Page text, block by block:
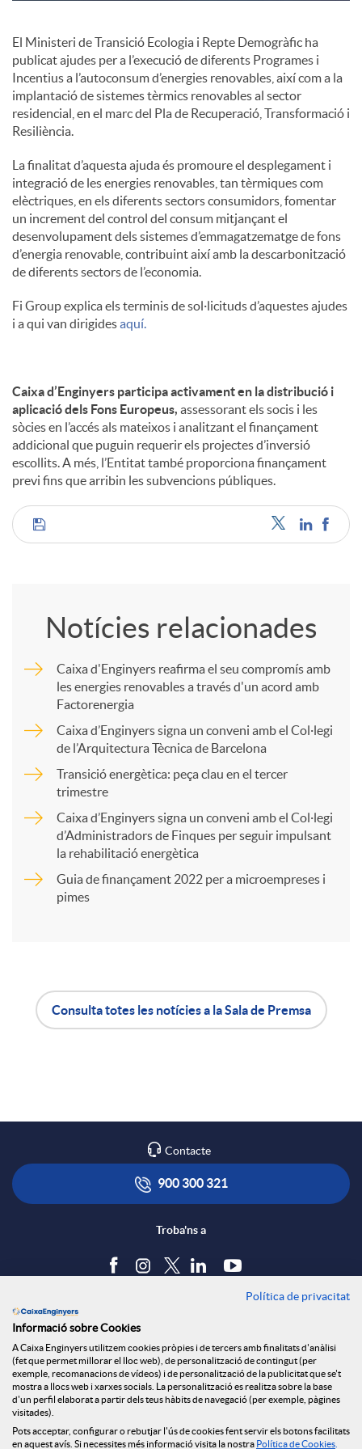
c
o
n
t
i
n
u
t
s
El Ministeri de Transició Ecologia i Repte Demogràfic ha
publicat ajudes per a l’execució de diferents Programes i
Incentius a l’autoconsum d’energies renovables, així com a la
implantació de sistemes tèrmics renovables al sector
residencial, en el marc del Pla de Recuperació, Transformació i
Resiliència.
La finalitat d’aquesta ajuda és promoure el desplegament i
integració de les energies renovables, tan tèrmiques com
elèctriques, en els diferents sectors consumidors, fomentar
un increment del control del consum mitjançant el
desenvolupament dels sistemes d’emmagatzematge de fons
d’energia renovable, contribuint així amb la descarbonització
de diferents sectors de l’economia.
Fi Group explica els terminis de sol·licituds d’aquestes ajudes
i a qui van dirigidesaquí.
Caixa d’Enginyers participa activament en la distribució i
aplicació dels Fons Europeus, assessorant els socis i les
sòcies en l’accés als mateixos i analitzant el finançament
addicional que puguin requerir els projectes d’inversió
escollits. A més, l’Entitat també proporciona finançament
previ fins que arribin les subvencions públiques.
C
r
a
r
e
s
S
o
Notícies relacionades
Caixa d'Enginyers reafirma el seu compromís amb
les energies renovables a través d'un acord amb
Factorenergia
Caixa d’Enginyers signa un conveni amb el Col·legi
de l’Arquitectura Tècnica de Barcelona
Transició energètica: peça clau en el tercer
trimestre
Caixa d’Enginyers signa un conveni amb el Col·legi
d’Administradors de Finques per seguir impulsant
la rehabilitació energètica
Guia de finançament 2022 per a microempreses i
pimes
i
c
i
ó
a
l
Consulta totes les notícies a la Sala de Premsa
Contacte
900 300 321
Troba'ns a
Política de cookies
Avís legal
Seguretat Online
Canal denúncies
Política de privacitat
Informació sobre Cookies
A Caixa Enginyers utilitzem cookies pròpies i de tercers amb finalitats d'anàlisi
(fet que permet millorar el lloc web), de personalització de contingut (per
exemple, recomanacions de vídeos) i de personalització de la publicitat que se't
mostra a llocs web i xarxes socials. La personalització es realitza sobre la base
d'un perfil elaborat a partir dels teus hàbits de navegació (per exemple, pàgines
visitades).
Pots acceptar, configurar o rebutjar l'ús de cookies fent servir els botons facilitats
en aquest avís. Si necessites més informació visita la nostra Política de Cookies